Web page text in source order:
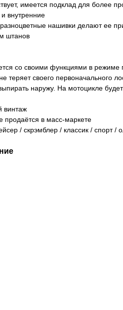
имеется подклад для более
внутренние
нашивки делают ее
штанов
со своими функциями в режиме
теряет своего первоначального
наружу. На мотоцикле
винтаж
в масс-маркете
/ скрэмблер / классик / спорт /